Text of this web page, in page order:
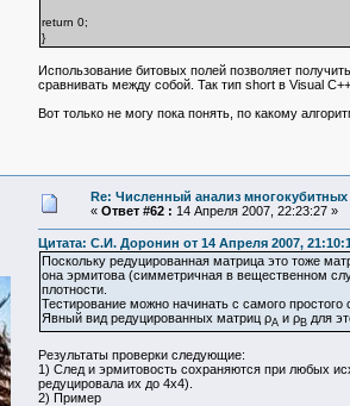
return 0;
}
Использование битовых полей позволяет
сравнивать между собой. Так тип short в Visual
Вот только не могу пока понять, по какому
Re: Численный анализ многокубитных
« Ответ #62 : 14 Апреля 2007, 22:23:27 »
Цитата: С.И. Доронин от 14 Апреля 2007,
Поскольку редуцированная матрица это тоже
она эрмитова (симметричная в вещественном
плотности.
Тестирование можно начинать с самого простого
Явный вид редуцированных матриц ρA и ρВдля
Результаты проверки следующие:
1) След и эрмитовость сохраняются при любых
редуцировала их до 4х4).
2) Пример